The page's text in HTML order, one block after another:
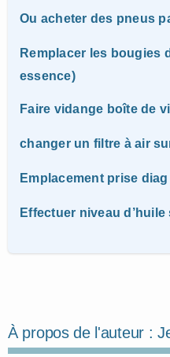
Ou acheter des pneus
Remplacer les bougies
essence)
Faire vidange boîte de
changer un filtre à air
Emplacement prise
Effectuer niveau d’huile
À propos de l'auteur :